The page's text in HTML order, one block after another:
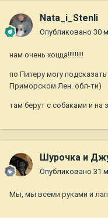
Nata_i_Stenli
Опубликовано 30
нам очень хоцца!!!!!!!!!
по Питеру могу
Приморском Лен. обл-ти)
там берут с собаками и на
Шурочка и
Опубликовано 31
Мы, мы всеми руками и